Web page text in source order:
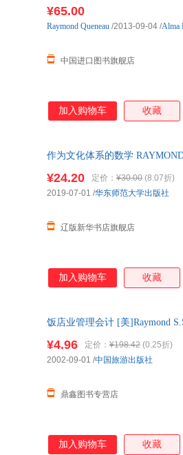
¥65.00
中国进口图书旗舰店
Raymond Queneau /2013-09-04 /Alma
加入购物车 收藏
作为文化体系的数学
¥24.20 定价： ¥30.00 (8.07折)
辽版新华书店旗舰店
2019-07-01 /华东师范大学出版社
加入购物车 收藏
饭店业管理会计 [美]Raymond
¥4.96 定价： ¥198.42 (0.25折)
鼎鑫图书专营店
2002-09-01 /中国旅游出版社
加入购物车 收藏